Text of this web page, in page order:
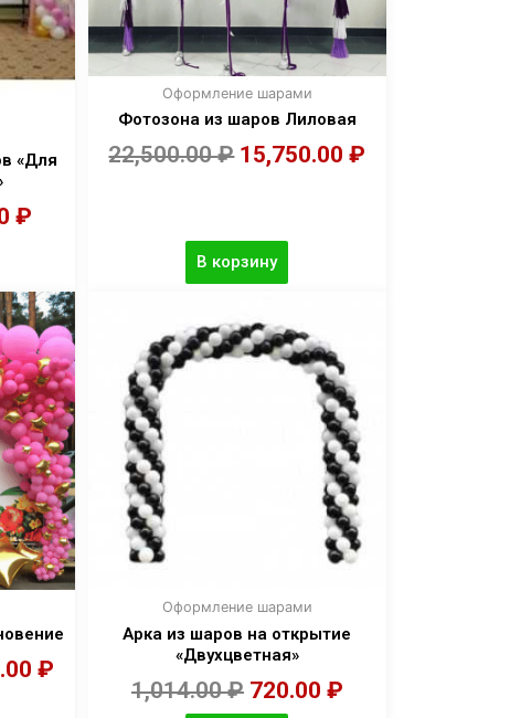
«Для
₽
Оформление шарами
Фотозона из шаров Лиловая
22,500.00₽ 15,750.00₽
В корзину
₽
Оформление шарами
Арка из шаров на открытие
«Двухцветная»
1,014.00₽ 720.00 ₽